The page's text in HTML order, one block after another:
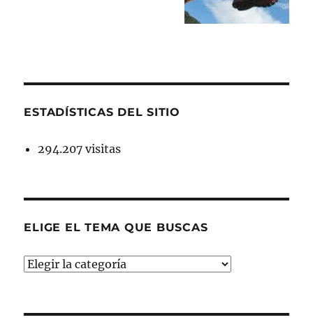
ESTADÍSTICAS DEL SITIO
294.207 visitas
ELIGE EL TEMA QUE BUSCAS
ELIGE